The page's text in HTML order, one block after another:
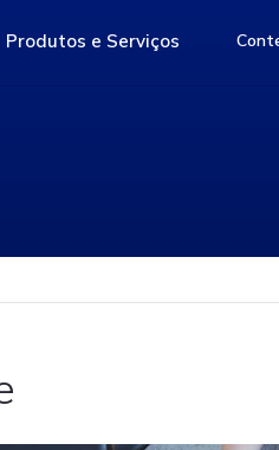
page access-the-page
Produtos e Serviços